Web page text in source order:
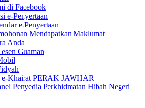
di Facebook
e-Penyertaan
e-Penyertaan
Mendapatkan Maklumat
Anda
Guaman
e-Khairat PERAK JAWHAR
Penyedia Perkhidmatan Hibah Negeri